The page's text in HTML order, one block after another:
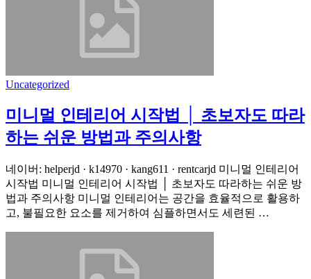
Uncategorized
미니멀 인테리어 시작법 │ 초보자도 따라
하는 쉬운 방법과 주의사항
네이버: helperjd · k14970 · kang611 · rentcarjd 미니멀 인테리어
시작법 미니멀 인테리어 시작법 │ 초보자도 따라하는 쉬운 방
법과 주의사항 미니멀 인테리어는 공간을 효율적으로 활용하
고, 불필요한 요소를 제거하여 심플하면서도 세련된 …